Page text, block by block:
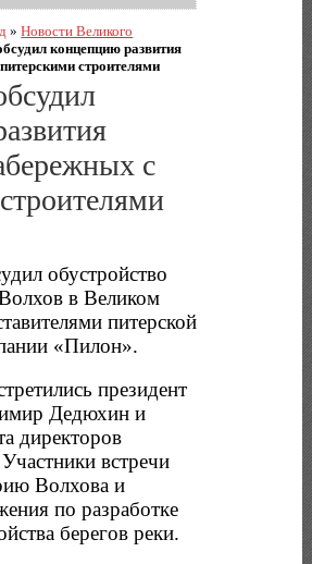
»Новости Великого
концепцию развития
строителями
с
обустройство
в Великом
питерской
«Пилон».
президент
Дедюхин и
директоров
встречи
Волхова и
по разработке
берегов реки.